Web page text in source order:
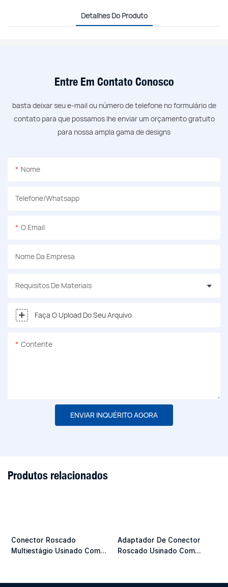
Detalhes Do Produto
Entre Em Contato Conosco
basta deixar seu e-mail ou número de telefone no formulário de
contato para que possamos lhe enviar um orçamento gratuito
para nossa ampla gama de designs
Nome
Telefone/whatsapp
O Email
Nome Da Empresa
Requisitos De Materiais
Faça O Upload Do Seu Arquivo
Contente
ENVIAR INQUÉRITO AGORA
Produtos relacionados
Conector Roscado
Multiestágio Usinado Com
Adaptador De Conector
Roscado Usinado Com